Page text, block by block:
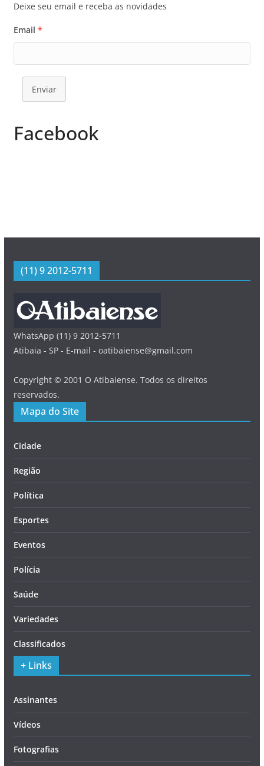
Deixe seu email e receba as novidades
Email *
Enviar
Facebook
(11) 9 2012-5711
WhatsApp (11) 9 2012-5711
Atibaia - SP - E-mail - oatibaiense@gmail.com
Copyright © 2001 O Atibaiense. Todos os direitos
reservados.
Mapa do Site
Cidade
Região
Política
Esportes
Eventos
Polícia
Saúde
Variedades
Classificados
+ Links
Assinantes
Vídeos
Fotografias